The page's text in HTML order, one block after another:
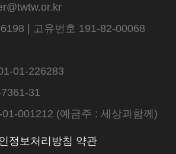
| 고유번호 191-82-00068
01-226283
31
001212 (예금주 : 세상과함께)
정보처리방침 약관